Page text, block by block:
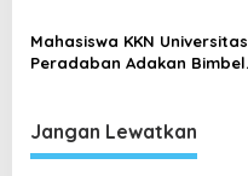
Bantul
Mahasiswa KKN Universitas
Peradaban Adakan Bimbel
Jangan Lewatkan